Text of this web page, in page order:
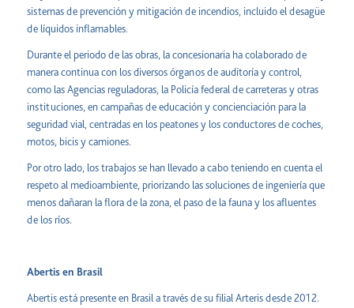
sistemas de prevención y mitigación de incendios, incluido el desagüe
de líquidos inflamables.
Durante el periodo de las obras, la concesionaria ha colaborado de
manera continua con los diversos órganos de auditoría y control,
como las Agencias reguladoras, la Policía federal de carreteras y otras
instituciones, en campañas de educación y concienciación para la
seguridad vial, centradas en los peatones y los conductores de coches,
motos, bicis y camiones.
Por otro lado, los trabajos se han llevado a cabo teniendo en cuenta el
respeto al medioambiente, priorizando las soluciones de ingeniería que
menos dañaran la flora de la zona, el paso de la fauna y los afluentes
de los ríos.
Abertis en Brasil
Abertis está presente en Brasil a través de su filial Arteris desde 2012.